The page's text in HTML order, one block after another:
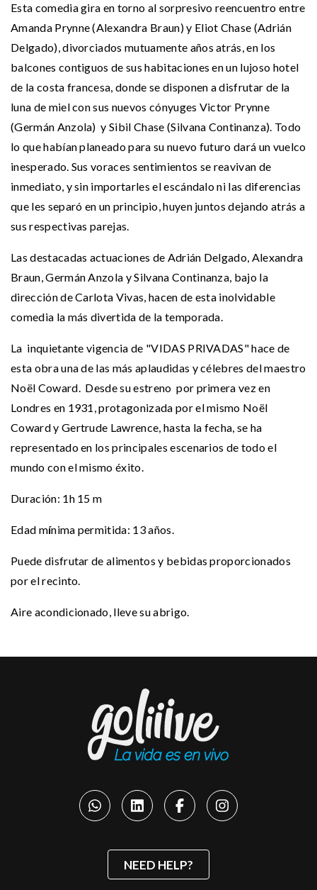
Esta comedia gira en torno al sorpresivo reencuentro entre
Amanda Prynne (Alexandra Braun) y Eliot Chase (Adrián
Delgado), divorciados mutuamente años atrás, en los
balcones contiguos de sus habitaciones en un lujoso hotel
de la costa francesa, donde se disponen a disfrutar de la
luna de miel con sus nuevos cónyuges Victor Prynne
(Germán Anzola) y Sibil Chase (Silvana Continanza). Todo
lo que habían planeado para su nuevo futuro dará un vuelco
inesperado. Sus voraces sentimientos se reavivan de
inmediato, y sin importarles el escándalo ni las diferencias
que les separó en un principio, huyen juntos dejando atrás a
sus respectivas parejas.
Las destacadas actuaciones de Adrián Delgado, Alexandra
Braun, Germán Anzola y Silvana Continanza, bajo la
dirección de Carlota Vivas, hacen de esta inolvidable
comedia la más divertida de la temporada.
La inquietante vigencia de "VIDAS PRIVADAS" hace de
esta obra una de las más aplaudidas y célebres del maestro
Noël Coward. Desde su estreno por primera vez en
Londres en 1931, protagonizada por el mismo Noël
Coward y Gertrude Lawrence, hasta la fecha, se ha
representado en los principales escenarios de todo el
mundo con el mismo éxito.
Duración: 1h 15 m
Edad mínima permitida: 13 años.
Puede disfrutar de alimentos y bebidas proporcionados
por el recinto.
Aire acondicionado, lleve su abrigo.
NEED HELP?